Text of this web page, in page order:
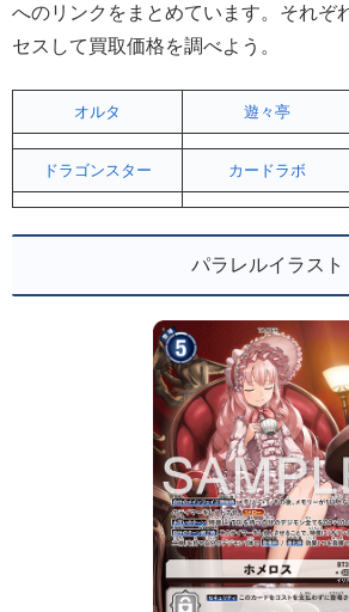
へのリンクをまとめています。それぞ
セスして買取価格を調べよう。
オルタ 遊々亭
ドラゴンスター カードラボ
パラレルイラスト